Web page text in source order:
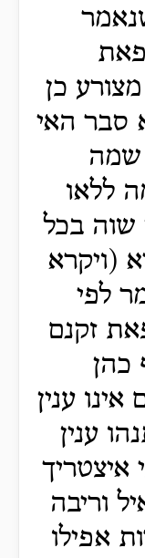
כן
סבר האי
שמה
ללאו
שוה בכל
(ויקרא
לפי
זקנם
כהן
ענין
ענין
איצטריך
וריבה
אפילו